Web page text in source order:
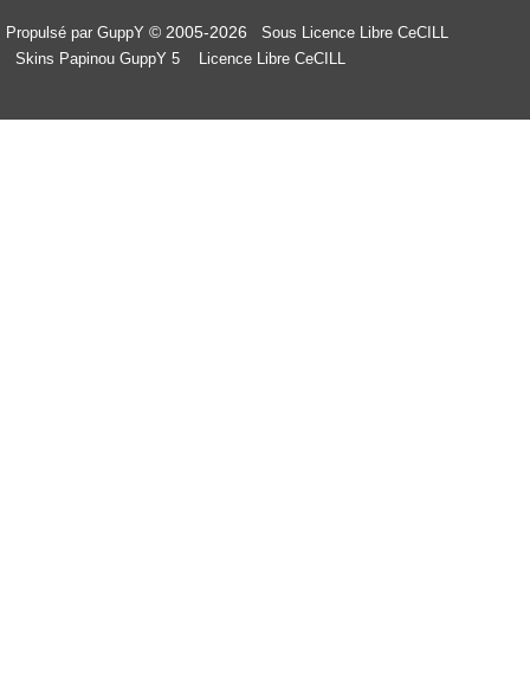
Propulsé par GuppY © 2005-2026
Sous Licence Libre CeCILL
Skins Papinou GuppY 5
Licence Libre CeCILL